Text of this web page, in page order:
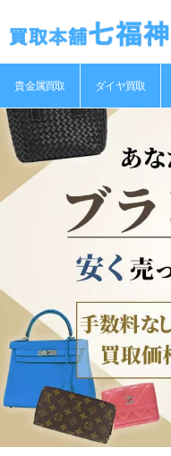
貴金属買取 ダイヤ買取